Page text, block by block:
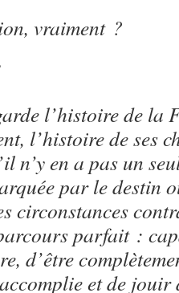
vraiment ?
l’histoire de la
l’histoire de ses
n’y en a pas un
par le destin
circonstances
parfait :
d’être
et de jouir